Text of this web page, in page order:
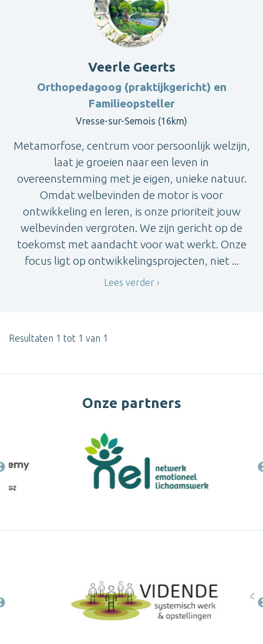
Veerle Geerts
Orthopedagoog (praktijkgericht) en
Familieopsteller
Vresse-sur-Semois (16km)
Metamorfose, centrum voor persoonlijk welzijn,
laat je groeien naar een leven in
overeenstemming met je eigen, unieke natuur.
Omdat welbevinden de motor is voor
ontwikkeling en leren, is onze prioriteit jouw
welbevinden vergroten. We zijn gericht op de
toekomst met aandacht voor wat werkt. Onze
focus ligt op ontwikkelingsprojecten, niet ...
Lees verder
Resultaten 1 tot 1 van 1
Onze partners